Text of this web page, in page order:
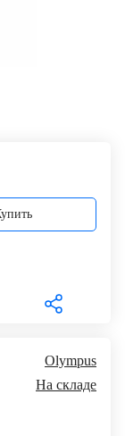
Olympus
На складе